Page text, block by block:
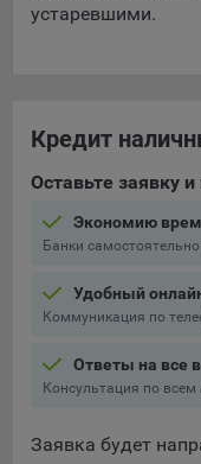
9.2. Функциональные
пользователя или
Подобные функции
пользователей с
9.3. Файлы cookie
контента. Данные
выборе
выбранном
настройках для
9.4. Аналитические
устаревшими.
Кредит
Оставьте заявку и
Экономию
Банки
Удобный
Коммуникация по
Ответы на все
Консультация по
Заявка будет